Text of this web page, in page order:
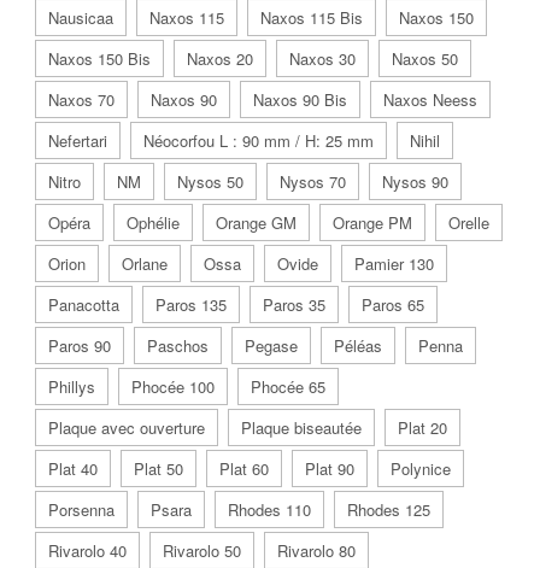
Nausicaa
Naxos 115 Naxos 115 Bis
Naxos 150
Naxos 150 Bis
Naxos 20 Naxos 30
Naxos 50
Naxos 70
Naxos 90 Naxos 90 Bis
Naxos Neess
Nefertari
Néocorfou L : 90 mm / H: 25 mm
Nihil
Nitro
NM Nysos 50 Nysos 70
Nysos 90
Opéra
Ophélie Orange GM Orange PM
Orelle
Orion
Orlane Ossa Ovide
Pamier 130
Panacotta
Paros 135 Paros 35
Paros 65
Paros 90
Paschos Pegase Péléas
Penna
Phillys
Phocée 100
Phocée 65
Plaque avec ouverture
Plaque biseautée
Plat 20
Plat 40
Plat 50 Plat 60 Plat 90
Polynice
Porsenna
Psara Rhodes 110
Rhodes 125
Rivarolo 40
Rivarolo 50
Rivarolo 80